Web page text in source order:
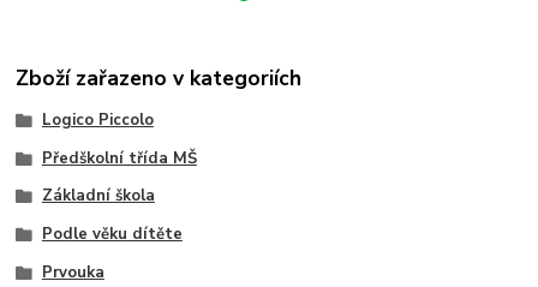
Zboží zařazeno v kategoriích
Logico Piccolo
Předškolní třída MŠ
Základní škola
Podle věku dítěte
Prvouka